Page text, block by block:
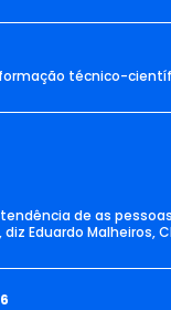
formação técnico-
de as
Eduardo Malheiros,